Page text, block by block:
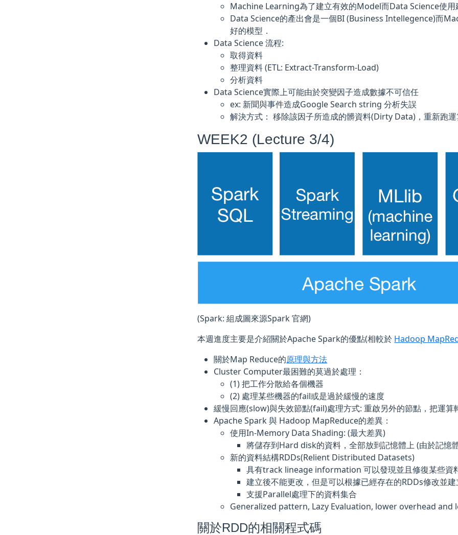
Machine Learning為了建立有效的Model而Data Science使
Data Science的產出會是一個BI (Business Intellegence)而
好的模型．
Data Science 流程:
取得資料
整理資料 (ETL: Extract-Transform-Load)
分析資料
Data Science實際上可能由於突變因子造成數據不可信任
ex: 新聞與事件造成Google Search string 分析失誤
解決方式： 移除該因子所造成的髒資料(Dirty Data)，重新跑
WEEK2 (Lecture 3/4)
(Spark: 組成圖來源Spark 官網)
本週進度主要是介紹關於Apache Spark的優點(相較於 Hadoop
關於Map Reduce的原理與方法
Cluster Computer最困難的莫過於處理：
(1) 把工作分散給各個機器
(2) 處理某些機器的fail或是過於緩慢的速度
緩慢回應(slow)與失效節點(fail)處理方式: 重啟另外的節點，把運算
Apache Spark 與 Hadoop MapReduce的差異：
使用In-Memory Data Shading: (最大差異)
將儲存到Hard disk的資料，全部放到記憶體上 (由於記憶
新的資料結構RDDs(Relient Distributed Datasets)
具有track lineage information 可以發現並且修復某些資
建立後不能更改，但是可以根據已經存在的RDDs修改並
支援Parallel處理下的資料集合
Generalized pattern, Lazy Evaluation, lower overhead and
關於RDD的相關程式碼